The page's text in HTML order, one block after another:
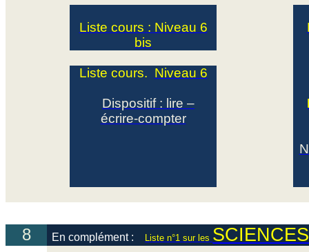
Liste cours : Niveau 6
bis
Liste cours. Niveau 6
Dispositif : lire –
écrire-compter
8 En complément : Liste n°1 sur les SCIENCES